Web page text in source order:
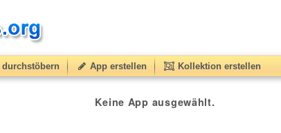
App erstellen Kollektion erstellen
Keine App ausgewählt.